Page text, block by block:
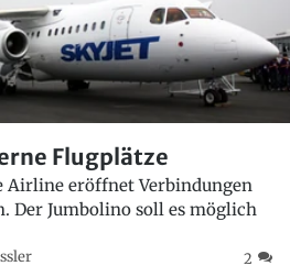
Flugplätze
Airline eröffnet Verbindungen
Der Jumbolino soll es möglich
2